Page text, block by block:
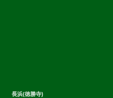
長浜(徳勝寺)